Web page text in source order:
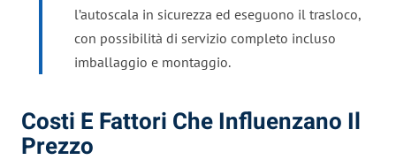
l’autoscala in sicurezza ed eseguono il trasloco,
con possibilità di servizio completo incluso
imballaggio e montaggio.
Costi E Fattori Che Influenzano Il
Prezzo